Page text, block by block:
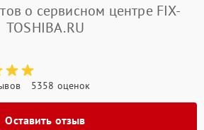
о сервисном центре FIX-
TOSHIBA.RU
5358 оценок
Оставить отзыв